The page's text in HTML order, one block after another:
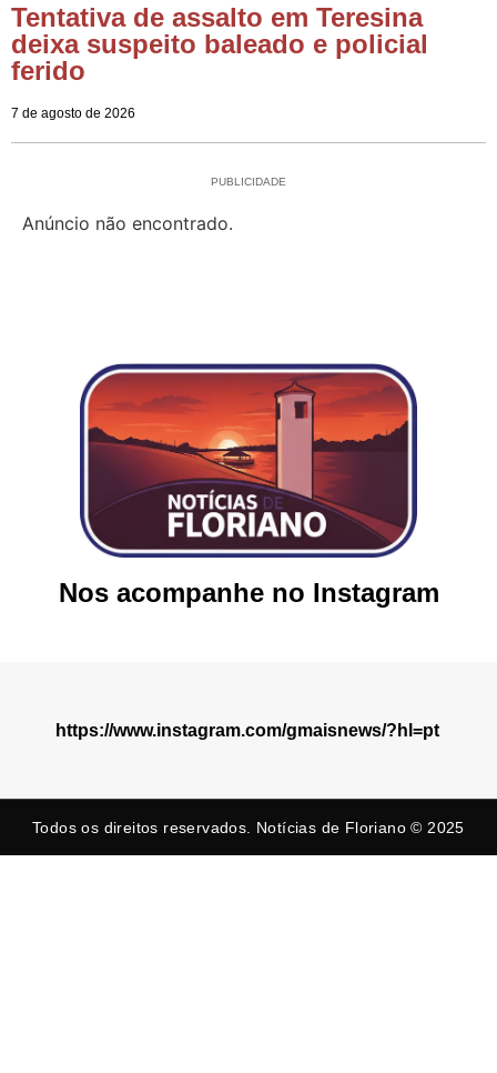
Tentativa de assalto em Teresina
deixa suspeito baleado e policial
ferido
7 de agosto de 2026
PUBLICIDADE
Anúncio não encontrado.
Nos acompanhe no Instagram
https://www.instagram.com/gmaisnews/?hl=pt
Todos os direitos reservados. Notícias de Floriano © 2025